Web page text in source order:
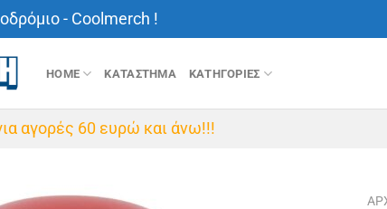
- Coolmerch !
HOME ΚΑΤΑΣΤΗΜΑ ΚΑΤΗΓΟΡΙΕΣ
αγορές 60 ευρώ και άνω!!!